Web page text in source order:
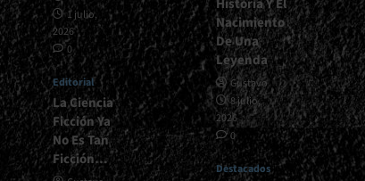
1 julio,
2026
0
Editorial
La Ciencia
Ficción Ya
No Es Tan
Ficción…
Historia Y El
Nacimiento
De Una
Leyenda
Gustavo
8 julio,
2026
0
Destacados